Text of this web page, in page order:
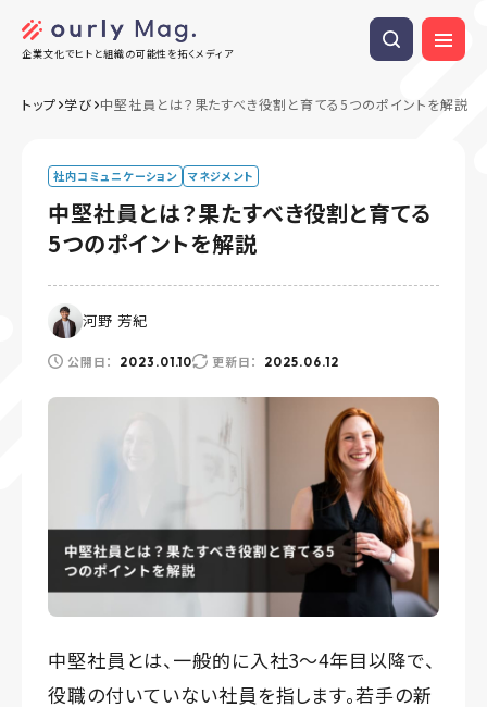
企業文化でヒトと組織の可能性を拓くメディア
トップ 学び 中堅社員とは？果たすべき役割と育てる5つのポイントを解説
社内コミュニケーション マネジメント
中堅社員とは？果たすべき役割と育てる
5つのポイントを解説
河野 芳紀
公開日： 2023.01.10 更新日： 2025.06.12
中堅社員とは、一般的に入社3～4年目以降で、
役職の付いていない社員を指します。若手の新